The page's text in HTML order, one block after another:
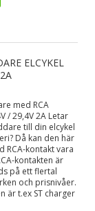
ELCYKEL
med RCA
/ 29,4V 2A Letar
till din elcykel
Då kan den här
RCA-kontakt vara
kontakten är
på ett flertal
och prisnivåer.
är t.ex ST charger